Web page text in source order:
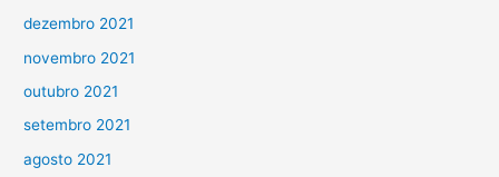
dezembro 2021
novembro 2021
outubro 2021
setembro 2021
agosto 2021